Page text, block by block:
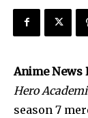
Anime News
Hero
season 7